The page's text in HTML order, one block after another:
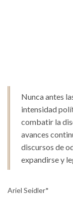
Nunca antes
intensidad
combatir la
avances
discursos de
expandirse y
Ariel Seidler*